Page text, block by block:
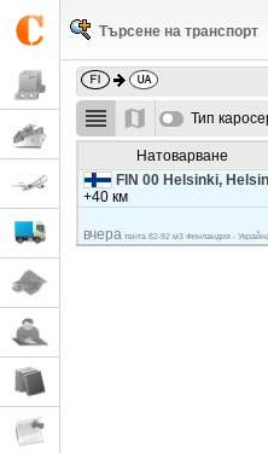
Търсене на транспорт
Тип
Натоварване
FIN 00 Helsinki,
+40 км
вчера тента 82-92 м3 Финландия -